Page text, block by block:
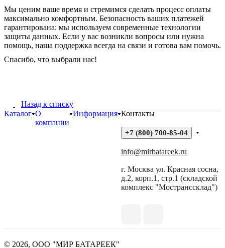
Мы ценим ваше время и стремимся сделать процесс оплаты
максимально комфортным. Безопасность ваших платежей
гарантирована: мы используем современные технологии
защиты данных. Если у вас возникли вопросы или нужна
помощь, наша поддержка всегда на связи и готова вам помочь.
Спасибо, что выбрали нас!
Назад к списку
Каталог О
компании
Информация Контакты
+7 (800) 700-85-04
info@mirbatareek.ru
г. Москва ул. Красная сосна,
д.2, корп.1, стр.1 (складской
комплекс "Мостранссклад")
© 2026, ООО "МИР БАТАРЕЕК"